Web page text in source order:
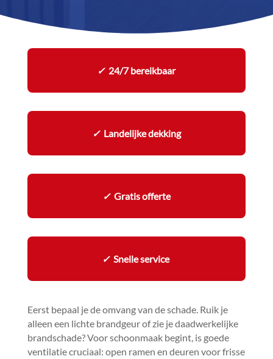
✓24/7 bereikbaar
✓ Landelijke dekking
✓Gratis offerte
✓Snelle service
Eerst bepaal je de omvang van de schade.​ Ruik je
alleen een lichte brandgeur of zie je daadwerkelijke
brandschade? Voor schoonmaak begint, is goede
ventilatie cruciaal: open ramen en deuren voor frisse